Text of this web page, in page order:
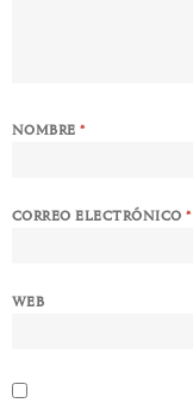
NOMBRE*
CORREO ELECTRÓNICO*
WEB